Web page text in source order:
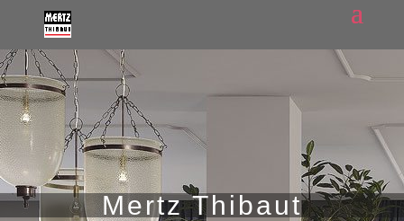
Mertz Thibaut